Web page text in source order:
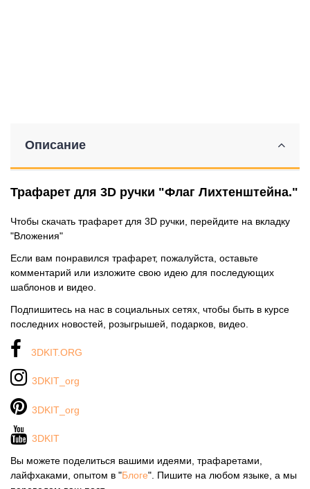
Описание
Трафарет для 3D ручки "Флаг Лихтенштейна."
Чтобы скачать трафарет для 3D ручки, перейдите на вкладку
"Вложения"
Если вам понравился трафарет, пожалуйста, оставьте
комментарий или изложите свою идею для последующих
шаблонов и видео.
Подпишитесь на нас в социальных сетях, чтобы быть в курсе
последних новостей, розыгрышей, подарков, видео.
3DKIT.ORG
3DKIT_org
3DKIT_org
3DKIT
Вы можете поделиться вашими идеями, трафаретами,
лайфхаками, опытом в "Блоге". Пишите на любом языке, а мы